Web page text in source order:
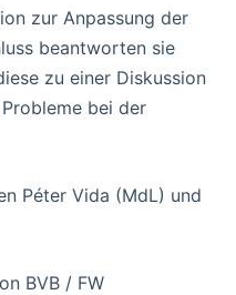
zur Anpassung der
beantworten sie
zu einer Diskussion
bei der
Péter Vida (MdL) und
BVB / FW